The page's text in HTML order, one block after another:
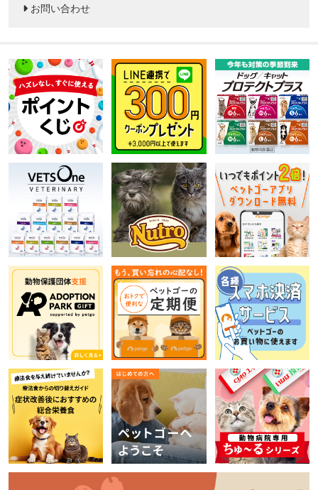
お問い合わせ